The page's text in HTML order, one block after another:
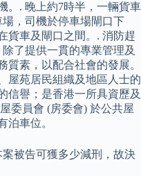
。. 晚上約7時半，一輛貨車
，司機於停車場閘口下
貨車及閘口之間。. 消防趕
了提供一貫的專業管理及
質素，以配合社會的發展。
屋苑居民組織及地區人士的
信譽；是香港一所具資歷及
委員會 (房委會) 於公共屋
泊車位。
被告可獲多少減刑，故決